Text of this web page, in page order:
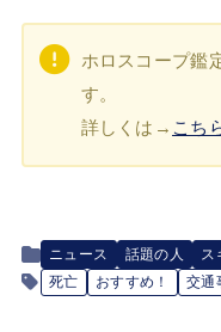
ホロスコープ鑑
す。
詳しくは→ こち
ニュース 話題の人
ス
死亡
おすすめ！ 交通